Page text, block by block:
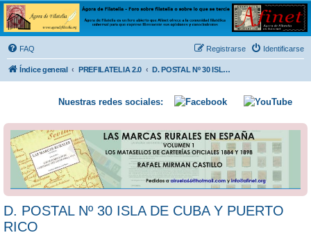
Ágora de Filatelia
Foro sobre filatelia o sobre lo que se tercie. Ágora de Filatelia es un foro abierto que Afinet
ofrece a la comunidad filatélica universal para que exprese libremente sus opiniones y
conocimientos
FAQ Identificarse
Registrarse
Índice general PREFILATELIA 2.0 D. POSTAL Nº 30 ISLA DE CUBA Y PUERTO RICO
Nuestras redes sociales:
D. POSTAL Nº 30 ISLA DE CUBA Y PUERTO
RICO